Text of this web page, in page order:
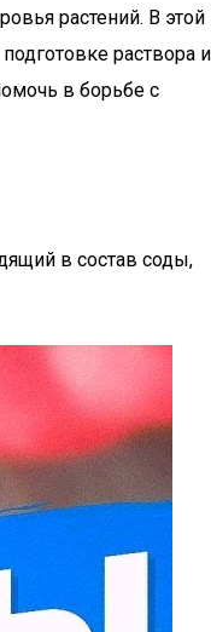
растений. В этой
раствора и
в борьбе с
в состав соды,